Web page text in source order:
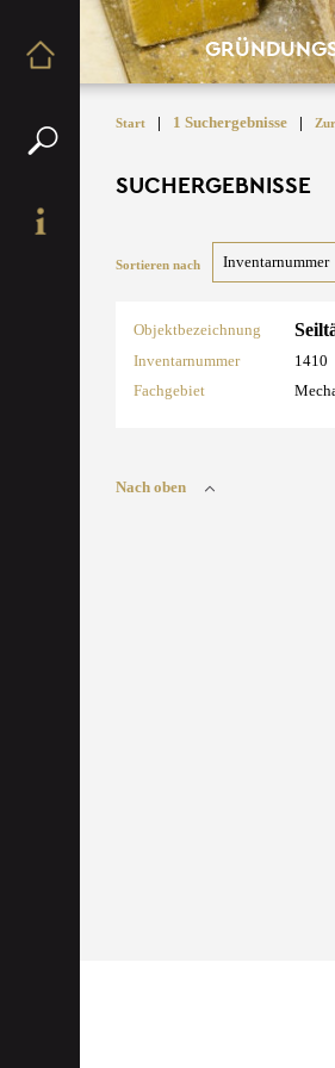
Start | 1 Suchergebnisse |
SUCHERGEBNISSE
Sortieren nach
Objektbezeichnung
Inventarnummer
1410
Fachgebiet
Nach oben